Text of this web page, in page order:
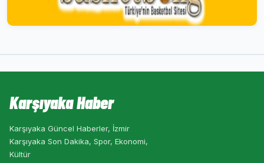
Karşıyaka Haber
Karşıyaka Güncel Haberler, İzmir
Karşıyaka Son Dakika, Spor, Ekonomi,
Kültür